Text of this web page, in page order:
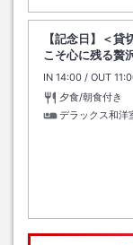
【記念日】＜
こそ心に残る贅
IN チェックイン
14:00 / OUT チ
夕食/朝食付き
デラックス和洋